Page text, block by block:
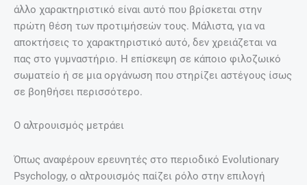
άλλο χαρακτηριστικό είναι αυτό που βρίσκεται στην
πρώτη θέση των προτιμήσεών τους. Μάλιστα, για να
αποκτήσεις το χαρακτηριστικό αυτό, δεν χρειάζεται να
πας στο γυμναστήριο. Η επίσκεψη σε κάποιο φιλοζωικό
σωματείο ή σε μια οργάνωση που στηρίζει αστέγους ίσως
σε βοηθήσει περισσότερο.
Ο αλτρουισμός μετράει
Όπως αναφέρουν ερευνητές στο περιοδικό Evolutionary
Psychology, ο αλτρουισμός παίζει ρόλο στην επιλογή